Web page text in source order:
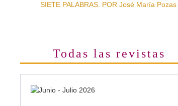
SIETE PALABRAS. POR José María Pozas
Todas las revistas